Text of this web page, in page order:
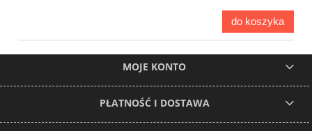
do koszyka
MOJE KONTO
PŁATNOŚĆ I DOSTAWA